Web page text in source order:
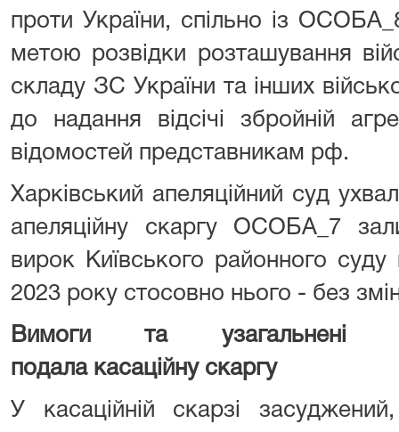
проти України, спільно із
метою розвідки розташування
складу ЗС України та інших
до надання відсічі збройній
відомостей представникам рф.
Харківський апеляційний суд
апеляційну скаргу ОСОБА_7
вирок Київського районного
2023 року стосовно нього - без
Вимоги та узагальнені
подала касаційнускаргу
У касаційній скарзі